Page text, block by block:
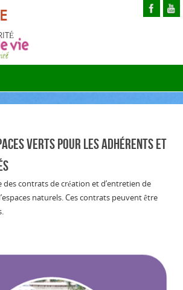
VERTS POUR LES ADHÉRENTS ET
des contrats de création et d’entretien de
naturels. Ces contrats peuvent être